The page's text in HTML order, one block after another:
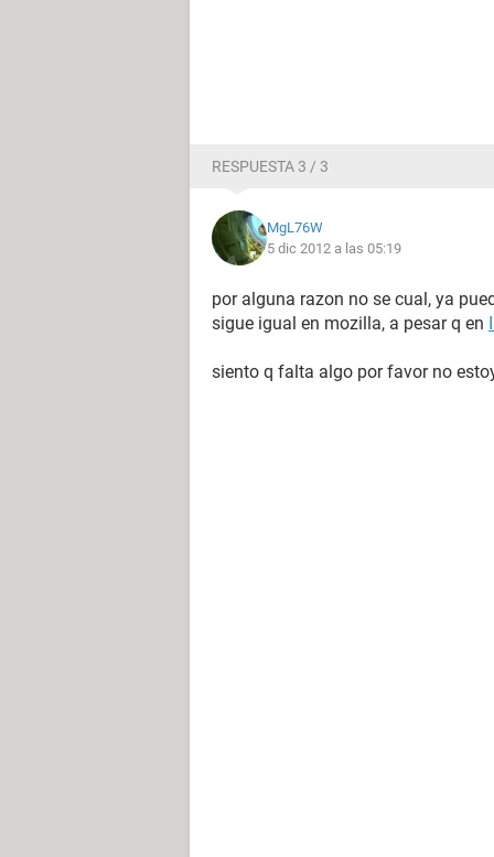
RESPUESTA 3 / 3
MgL76W
5 dic 2012 a las 05:19
por alguna razon no se cual, ya
sigue igual en mozilla, a pesar q en
siento q falta algo por favor no